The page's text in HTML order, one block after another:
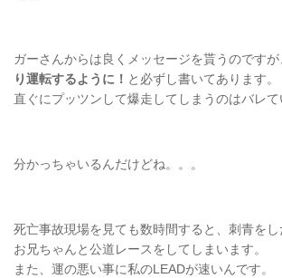
ガーさんからは良くメッセージを貰うのですが
り運転するように！ と必ずし書いてあります。
直ぐにプッツンして爆走してしまうのはバレて
分かっちゃいるんだけどね。。。
死亡事故現場を見ても数時間すると、刺青を
お兄ちゃんと公道レースをしてしまいます。
また、運の悪い事に私のLEADが速いんです。